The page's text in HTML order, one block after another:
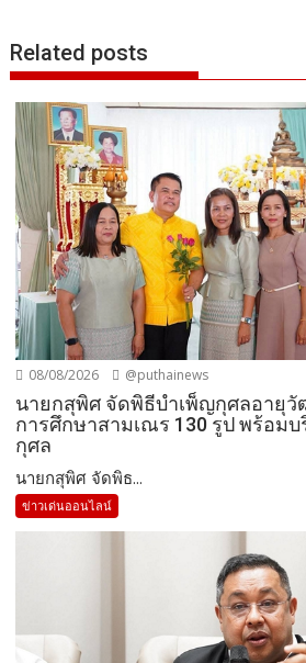
Related posts
08/08/2026 @puthainews
นายกสุพิศ จัดพิธีบำเพ็ญกุศลอายุ
การศึกษาสามเณร 130 รูป พร้อม
กุศล
นายกสุพิศ จัดพิธ...
ข่าวเด่นออนไลน์